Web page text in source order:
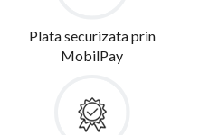
Plata securizata prin
MobilPay